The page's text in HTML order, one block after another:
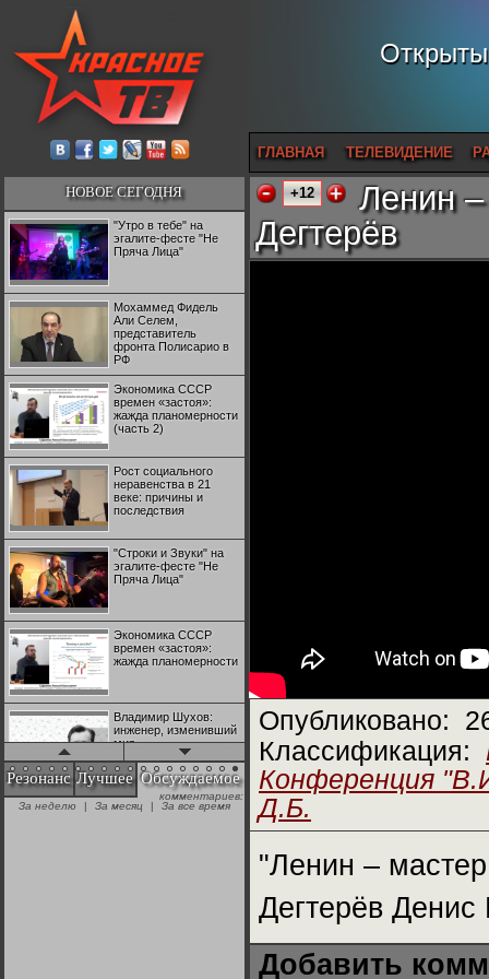
ГЛАВНАЯ ТЕЛЕВИДЕНИЕ
НОВОЕ СЕГОДНЯ
"Утро в тебе" на
эгалите-фесте "Не
Пряча Лица"
Мохаммед Фидель
Али Селем,
представитель
фронта Полисарио в
РФ
Экономика СССР
времен «застоя»:
жажда планомерности
(часть 2)
Рост социального
неравенства в 21
веке: причины и
последствия
"Строки и Звуки" на
эгалите-фесте "Не
Пряча Лица"
Экономика СССР
времен «застоя»:
жажда планомерности
Владимир Шухов:
инженер, изменивший
мир
"Аркадий Коц" на
эгалите-фесте "Не
Резонанс Лучшее Обсуждаемое
комментариев:
За неделю
| За месяц | За все время
+12
Ленин
Дегтерёв
Опубликовано:
Классификация:
Конференция
Д.Б.
"Ленин –
Дегтерёв Денис
Добавить